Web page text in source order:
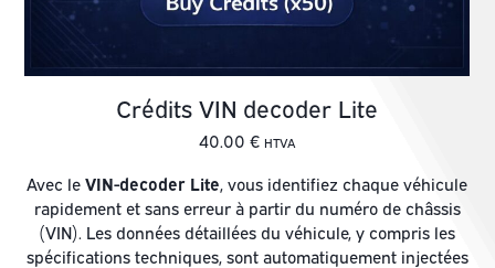
Crédits VIN decoder Lite
40.00 € HTVA
Avec le VIN-decoder Lite, vous identifiez chaque véhicule
rapidement et sans erreur à partir du numéro de châssis
(VIN). Les données détaillées du véhicule, y compris les
spécifications techniques, sont automatiquement injectées